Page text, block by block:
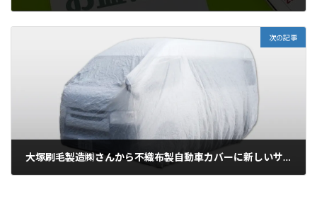
次の記事
大塚刷毛製造㈱さんから不織布製自動車カバーに新しいサイズが登場しました！